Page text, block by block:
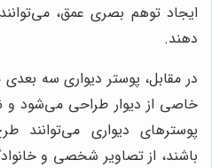
ایجاد توهم بصری عمق،
دهند.
در مقابل، پوستر دیواری سه
خاصی از دیوار طراحی می‌شود و
پوسترهای دیواری می‌توانند
باشند، از تصاویر شخصی و